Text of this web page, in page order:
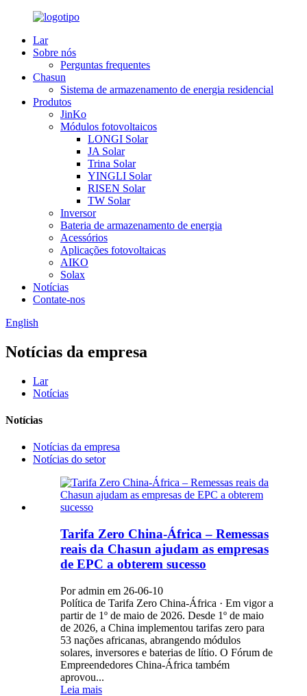
Lar
Sobre nós
Perguntas frequentes
Chasun
Sistema de armazenamento de energia residencial
Produtos
JinKo
Módulos fotovoltaicos
LONGI Solar
JA Solar
Trina Solar
YINGLI Solar
RISEN Solar
TW Solar
Inversor
Bateria de armazenamento de energia
Acessórios
Aplicações fotovoltaicas
AIKO
Solax
Notícias
Contate-nos
English
Notícias da empresa
Lar
Notícias
Notícias
Notícias da empresa
Notícias do setor
Tarifa Zero China-África – Remessas
reais da Chasun ajudam as empresas
de EPC a obterem sucesso
Por admin em 26-06-10
Política de Tarifa Zero China-África · Em vigor a
partir de 1º de maio de 2026. Desde 1º de maio
de 2026, a China implementou tarifas zero para
53 nações africanas, abrangendo módulos
solares, inversores e baterias de lítio. O Fórum de
Empreendedores China-África também
aprovou...
Leia mais